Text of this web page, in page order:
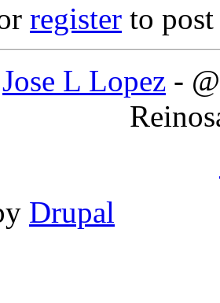
register to
Jose L Lopez -
Drupal